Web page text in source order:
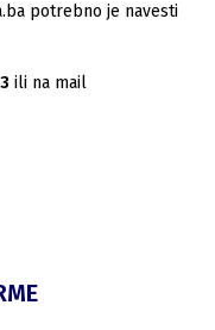
potrebno je navesti
ili na mail